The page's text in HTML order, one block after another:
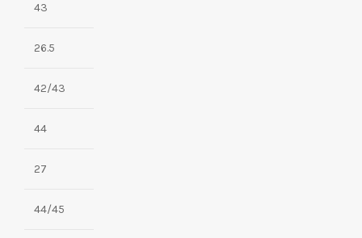
43
26.5
42/43
44
27
44/45